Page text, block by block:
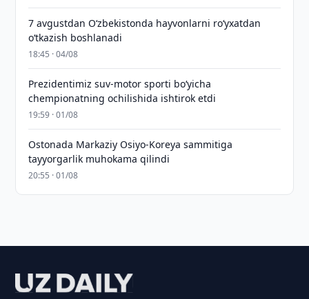
7 avgustdan O‘zbekistonda hayvonlarni ro‘yxatdan
o‘tkazish boshlanadi
18:45 · 04/08
Prezidentimiz suv-motor sporti bo‘yicha
chempionatning ochilishida ishtirok etdi
19:59 · 01/08
Ostonada Markaziy Osiyo-Koreya sammitiga
tayyorgarlik muhokama qilindi
20:55 · 01/08